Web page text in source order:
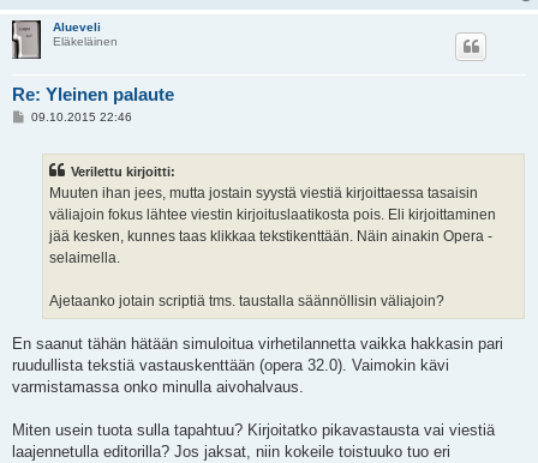
Alueveli
Eläkeläinen
Re: Yleinen palaute
V09.10.2015 22:46
Verilettu kirjoitti:
Muuten ihan jees, mutta jostain syystä viestiä kirjoittaessa tasaisin
väliajoin fokus lähtee viestin kirjoituslaatikosta pois. Eli kirjoittaminen
jää kesken, kunnes taas klikkaa tekstikenttään. Näin ainakin Opera -
selaimella.
Ajetaanko jotain scriptiä tms. taustalla säännöllisin väliajoin?
En saanut tähän hätään simuloitua virhetilannetta vaikka hakkasin pari
ruudullista tekstiä vastauskenttään (opera 32.0). Vaimokin kävi
varmistamassa onko minulla aivohalvaus.
Miten usein tuota sulla tapahtuu? Kirjoitatko pikavastausta vai viestiä
laajennetulla editorilla? Jos jaksat, niin kokeile toistuuko tuo eri